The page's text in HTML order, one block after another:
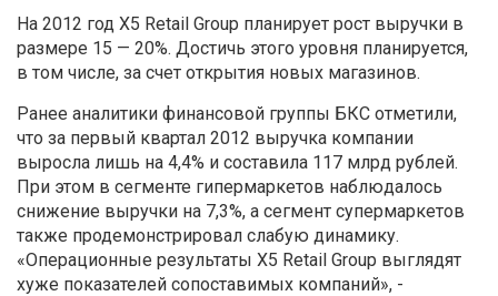
На 2012 год X5 Retail Group планирует рост выручки в
размере 15 — 20%. Достичь этого уровня планируется,
в том числе, за счет открытия новых магазинов.
Ранее аналитики финансовой группы БКС отметили,
что за первый квартал 2012 выручка компании
выросла лишь на 4,4% и составила 117 млрд рублей.
При этом в сегменте гипермаркетов наблюдалось
снижение выручки на 7,3%, а сегмент супермаркетов
также продемонстрировал слабую динамику.
«Операционные результаты X5 Retail Group выглядят
хуже показателей сопоставимых компаний», -